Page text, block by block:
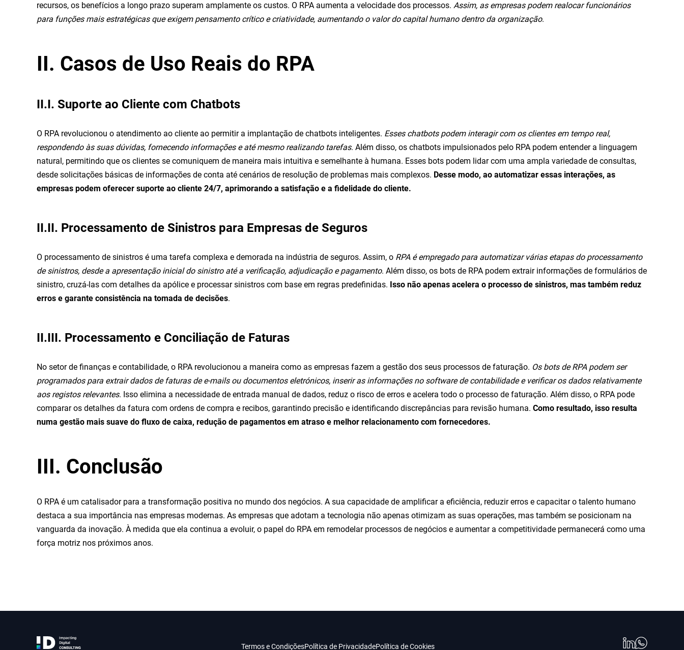
recursos, os benefícios a longo prazo superam amplamente os custos. O RPA aumenta a velocidade dos processos. Assim, as empresas podem realocar funcionários
para funções mais estratégicas que exigem pensamento crítico e criatividade, aumentando o valor do capital humano dentro da organização.
II. Casos de Uso Reais do RPA
II.I. Suporte ao Cliente com Chatbots
O RPA revolucionou o atendimento ao cliente ao permitir a implantação de chatbots inteligentes. Esses chatbots podem interagir com os clientes em tempo real,
respondendo às suas dúvidas, fornecendo informações e até mesmo realizando tarefas. Além disso, os chatbots impulsionados pelo RPA podem entender a linguagem
natural, permitindo que os clientes se comuniquem de maneira mais intuitiva e semelhante à humana. Esses bots podem lidar com uma ampla variedade de consultas,
desde solicitações básicas de informações de conta até cenários de resolução de problemas mais complexos. Desse modo, ao automatizar essas interações, as
empresas podem oferecer suporte ao cliente 24/7, aprimorando a satisfação e a fidelidade do cliente.
II.II. Processamento de Sinistros para Empresas de Seguros
O processamento de sinistros é uma tarefa complexa e demorada na indústria de seguros. Assim, o RPA é empregado para automatizar várias etapas do processamento
de sinistros, desde a apresentação inicial do sinistro até a verificação, adjudicação e pagamento. Além disso, os bots de RPA podem extrair informações de formulários de
sinistro, cruzá-las com detalhes da apólice e processar sinistros com base em regras predefinidas. Isso não apenas acelera o processo de sinistros, mas também reduz
erros e garante consistência na tomada de decisões.
II.III. Processamento e Conciliação de Faturas
No setor de finanças e contabilidade, o RPA revolucionou a maneira como as empresas fazem a gestão dos seus processos de faturação. Os bots de RPA podem ser
programados para extrair dados de faturas de e-mails ou documentos eletrónicos, inserir as informações no software de contabilidade e verificar os dados relativamente
aos registos relevantes. Isso elimina a necessidade de entrada manual de dados, reduz o risco de erros e acelera todo o processo de faturação. Além disso, o RPA pode
comparar os detalhes da fatura com ordens de compra e recibos, garantindo precisão e identificando discrepâncias para revisão humana. Como resultado, isso resulta
numa gestão mais suave do fluxo de caixa, redução de pagamentos em atraso e melhor relacionamento com fornecedores.
III. Conclusão
O RPA é um catalisador para a transformação positiva no mundo dos negócios. A sua capacidade de amplificar a eficiência, reduzir erros e capacitar o talento humano
destaca a sua importância nas empresas modernas. As empresas que adotam a tecnologia não apenas otimizam as suas operações, mas também se posicionam na
vanguarda da inovação. À medida que ela continua a evoluir, o papel do RPA em remodelar processos de negócios e aumentar a competitividade permanecerá como uma
força motriz nos próximos anos.
Termos e CondiçõesPolítica de PrivacidadePolítica de Cookies